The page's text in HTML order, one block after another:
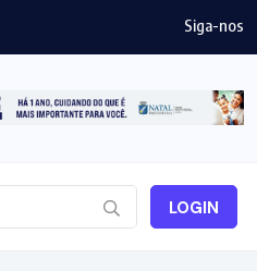
Siga-nos
LOGIN